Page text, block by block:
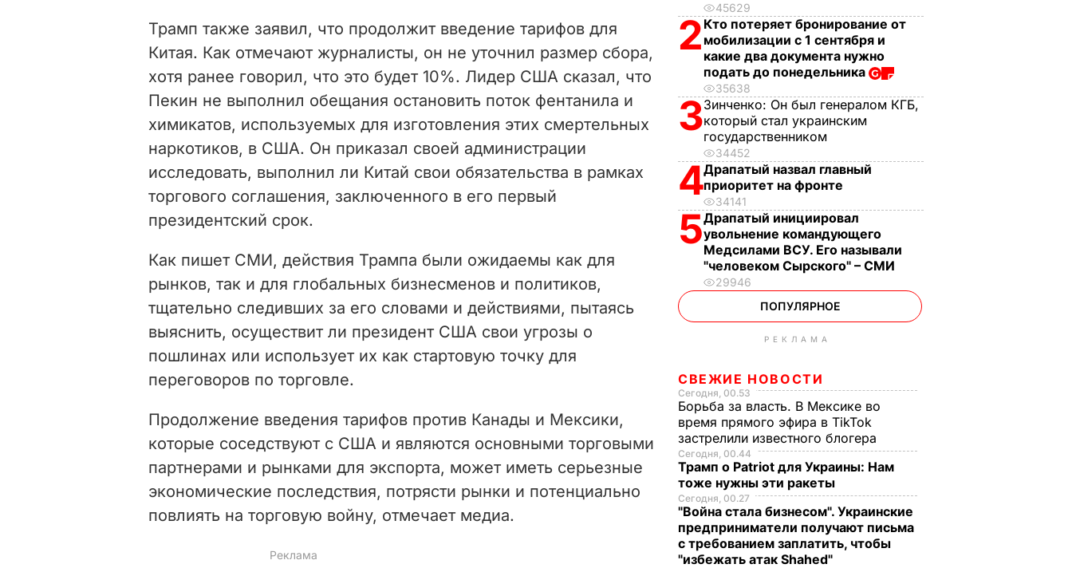
i
d
e
o
Трамп также заявил, что продолжит введение тарифов для
Китая. Как отмечают журналисты, он не уточнил размер сбора,
хотя ранее говорил, что это будет 10%. Лидер США сказал, что
Пекин не выполнил обещания остановить поток фентанила и
химикатов, используемых для изготовления этих смертельных
наркотиков, в США. Он приказал своей администрации
исследовать, выполнил ли Китай свои обязательства в рамках
торгового соглашения, заключенного в его первый
президентский срок.
Как пишет СМИ, действия Трампа были ожидаемы как для
рынков, так и для глобальных бизнесменов и политиков,
тщательно следивших за его словами и действиями, пытаясь
выяснить, осуществит ли президент США свои угрозы о
пошлинах или использует их как стартовую точку для
переговоров по торговле.
Продолжение введения тарифов против Канады и Мексики,
которые соседствуют с США и являются основными торговыми
партнерами и рынками для экспорта, может иметь серьезные
экономические последствия, потрясти рынки и потенциально
повлиять на торговую войну, отмечает медиа.
45629
2 Кто потеряет бронирование от
мобилизации с 1 сентября и
какие два документа нужно
подать до понедельника
35638
3Зинченко: Он был генералом КГБ,
который стал украинским
государственником
34452
4Драпатый назвал главный
приоритет на фронте
34141
5Драпатый инициировал
увольнение командующего
Медсилами ВСУ. Его называли
"человеком Сырского" – СМИ
29946
ПОПУЛЯРНОЕ
РЕКЛАМА
СВЕЖИЕ НОВОСТИ
Сегодня, 00.53
Борьба за власть. В Мексике во
время прямого эфира в TikTok
застрелили известного блогера
Сегодня, 00.44
Трамп о Patriot для Украины: Нам
тоже нужны эти ракеты
Сегодня, 00.27
"Война стала бизнесом". Украинские
предприниматели получают письма
с требованием заплатить, чтобы
"избежать атак Shahed"